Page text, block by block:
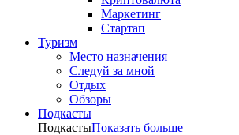
Маркетинг
Стартап
Туризм
Место назначения
Следуй за мной
Отдых
Обзоры
Подкасты
ПодкастыПоказать больше